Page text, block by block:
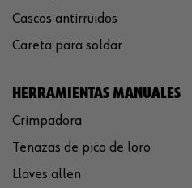
Cascos antirruidos
Careta para soldar
HERRAMIENTAS MANUALES
Crimpadora
Tenazas de pico de loro
Llaves allen